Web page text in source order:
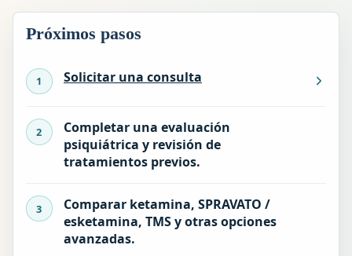
Próximos pasos
Solicitar una consulta
Completar una evaluación
psiquiátrica y revisión de
tratamientos previos.
Comparar ketamina, SPRAVATO /
esketamina, TMS y otras opciones
avanzadas.